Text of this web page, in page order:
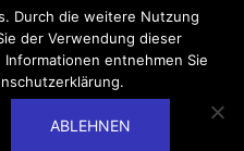
in denen unsere
sowie die
Durch die weitere Nutzung
der Verwendung dieser
entnehmen Sie
ABLEHNEN